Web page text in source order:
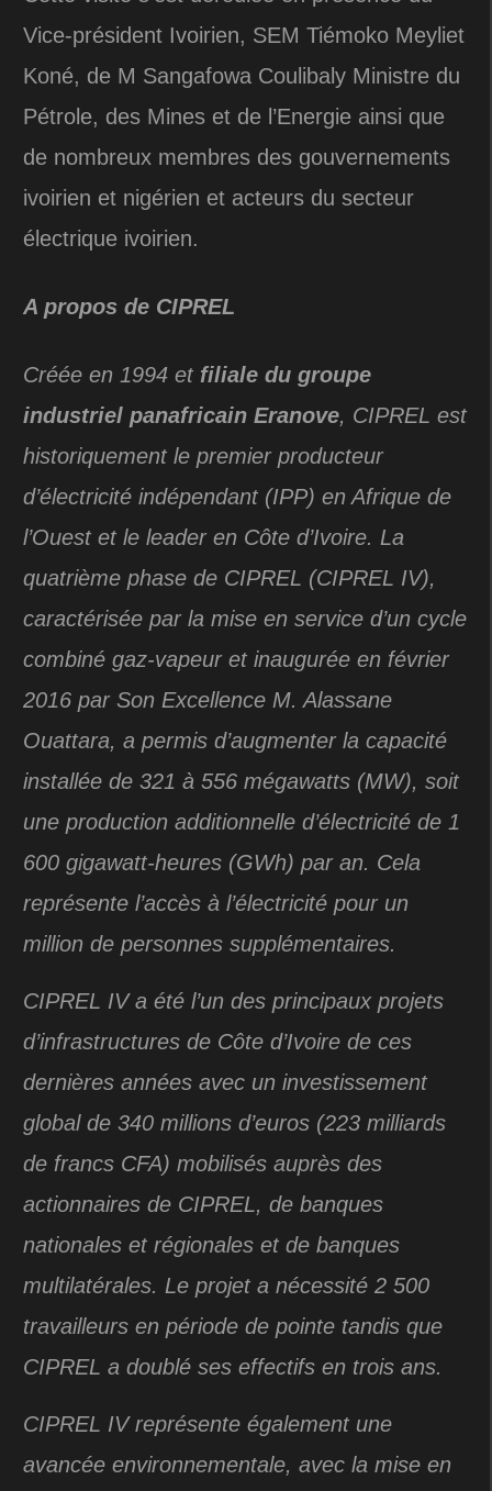
Vice-président Ivoirien, SEM Tiémoko Meyliet
Koné, de M Sangafowa Coulibaly Ministre du
Pétrole, des Mines et de l’Energie ainsi que
de nombreux membres des gouvernements
ivoirien et nigérien et acteurs du secteur
électrique ivoirien.
A propos de CIPREL
Créée en 1994 et filiale du groupe
industriel panafricain Eranove, CIPREL est
historiquement le premier producteur
d’électricité indépendant (IPP) en Afrique de
l’Ouest et le leader en Côte d’Ivoire. La
quatrième phase de CIPREL (CIPREL IV),
caractérisée par la mise en service d’un cycle
combiné gaz-vapeur et inaugurée en février
2016 par Son Excellence M. Alassane
Ouattara, a permis d’augmenter la capacité
installée de 321 à 556 mégawatts (MW), soit
une production additionnelle d’électricité de 1
600 gigawatt-heures (GWh) par an. Cela
représente l’accès à l’électricité pour un
million de personnes supplémentaires.
CIPREL IV a été l’un des principaux projets
d’infrastructures de Côte d’Ivoire de ces
dernières années avec un investissement
global de 340 millions d’euros (223 milliards
de francs CFA) mobilisés auprès des
actionnaires de CIPREL, de banques
nationales et régionales et de banques
multilatérales. Le projet a nécessité 2 500
travailleurs en période de pointe tandis que
CIPREL a doublé ses effectifs en trois ans.
CIPREL IV représente également une
avancée environnementale, avec la mise en